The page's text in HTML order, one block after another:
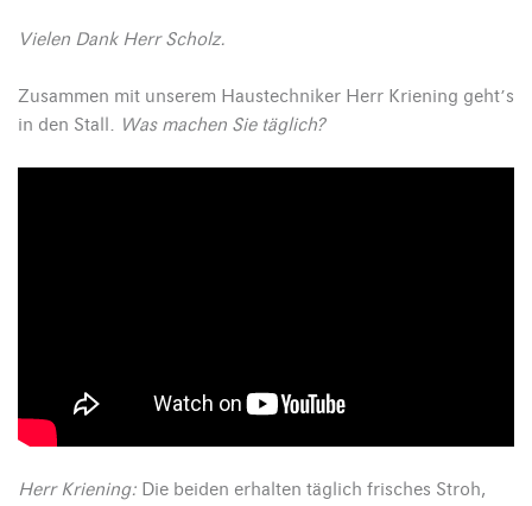
Vielen Dank Herr Scholz.
Zusammen mit unserem Haustechniker Herr Kriening geht’s
in den Stall. Was machen Sie täglich?
Herr Kriening: Die beiden erhalten täglich frisches Stroh,